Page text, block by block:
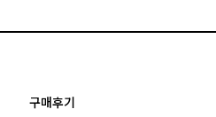
구매후기